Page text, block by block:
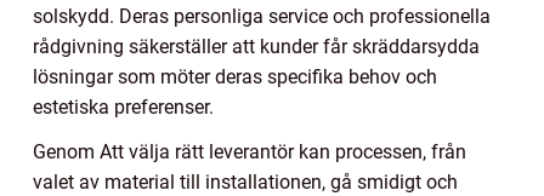
solskydd. Deras personliga service och professionella
rådgivning säkerställer att kunder får skräddarsydda
lösningar som möter deras specifika behov och
estetiska preferenser.
Genom Att välja rätt leverantör kan processen, från
valet av material till installationen, gå smidigt och